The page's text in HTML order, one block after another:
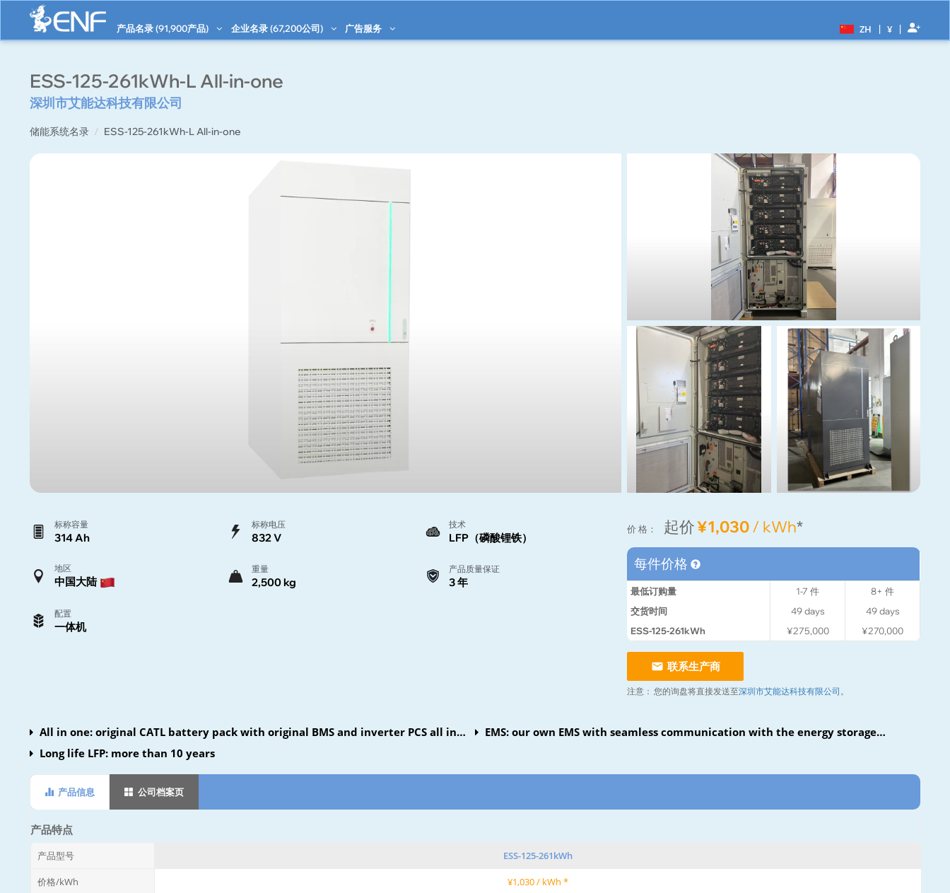
产品名录 (91,900产品) 企业名录 (67,200公司) 广告服务 ZH | ¥ |
ESS-125-261kWh-L All-in-one
深圳市艾能达科技有限公司
储能系统名录 ESS-125-261kWh-L All-in-one
标称容量
314 Ah
标称电压
832 V
技术
LFP（磷酸锂铁）
地区
中国大陆
重量
2,500 kg
产品质量保证
3 年
配置
一体机
价 格： 起价¥1,030/ kWh*
每件价格
最低订购量 1-7件 8+件
交货时间
49days 49days
ESS-125-261kWh
¥275,000 ¥270,000
联系生产商
注意： 您的询盘将直接发送至深圳市艾能达科技有限公司 。
All in one: original CATL battery pack with original BMS and inverter PCS all in
one cabinet
EMS: our own EMS with seamless communication with the energy storage
Long life LFP: more than 10 years
产品信息 公司档案页
产品特点
产品型号 ESS-125-261kWh
价格/kWh ¥1,030 / kWh *